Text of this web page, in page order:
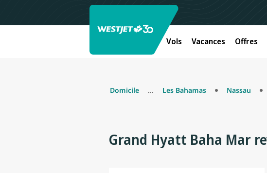
Vols Vacances Offres
Domicile ... Les Bahamas Nassau
Grand Hyatt Baha Mar